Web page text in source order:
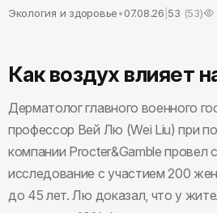
Экология и здоровье•07.08.26 53 (53)
Как воздух влияет
Дерматолог главного военного
профессор Вей Лю (Wei Liu) при
компании Procter&Gamble провел
исследование с участием 200
до 45 лет. Лю доказал, что у